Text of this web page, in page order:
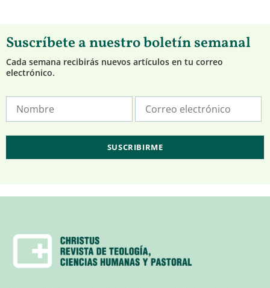
Suscríbete a nuestro boletín semanal
Cada semana recibirás nuevos artículos en tu correo
electrónico.